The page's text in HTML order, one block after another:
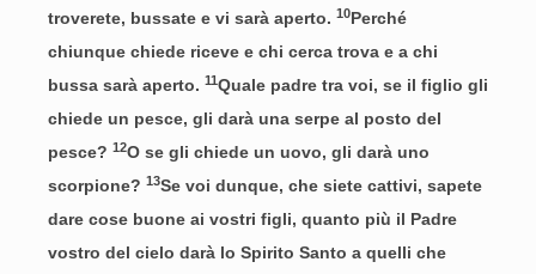
troverete, bussate e vi sarà aperto. 10Perché
chiunque chiede riceve e chi cerca trova e a chi
bussa sarà aperto. 11Quale padre tra voi, se il figlio gli
chiede un pesce, gli darà una serpe al posto del
pesce? 12O se gli chiede un uovo, gli darà uno
scorpione? 13Se voi dunque, che siete cattivi, sapete
dare cose buone ai vostri figli, quanto più il Padre
vostro del cielo darà lo Spirito Santo a quelli che